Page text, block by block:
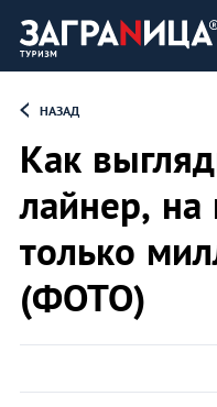
НАЗАД
Как
лайнер,
только
(ФОТО)